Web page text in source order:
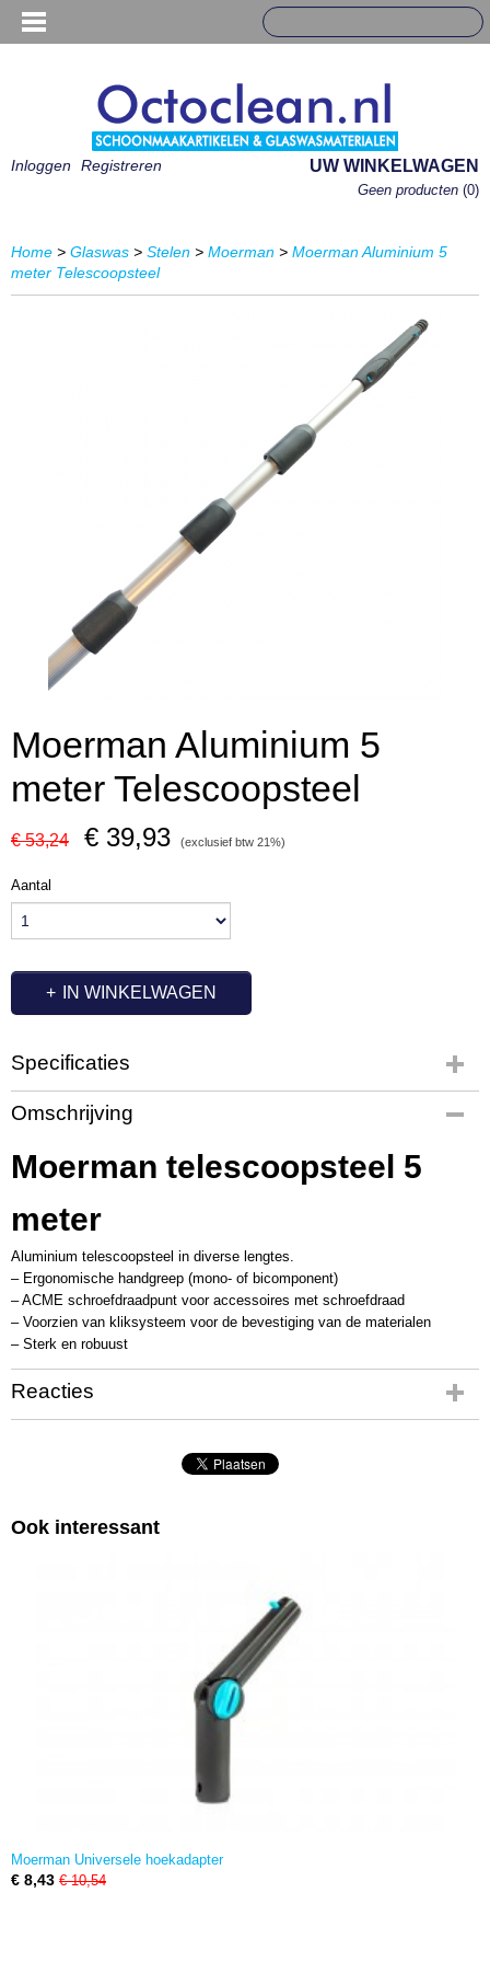
Inloggen Registreren UW WINKELWAGEN
Geen producten (0)
Home > Glaswas > Stelen > Moerman > Moerman Aluminium 5
meter Telescoopsteel
Moerman Aluminium 5
meter Telescoopsteel
€ 53,24 € 39,93 (exclusief btw 21%)
Aantal
IN WINKELWAGEN
Specificaties
Productcode
MM1075
Productcode leverancier
M17825
Omschrijving
Moerman telescoopsteel 5
meter
Aluminium telescoopsteel in diverse lengtes.
– Ergonomische handgreep (mono- of bicomponent)
– ACME schroefdraadpunt voor accessoires met schroefdraad
– Voorzien van kliksysteem voor de bevestiging van de materialen
– Sterk en robuust
Reacties
Ook interessant
Moerman Universele hoekadapter
€ 8,43 € 10,54